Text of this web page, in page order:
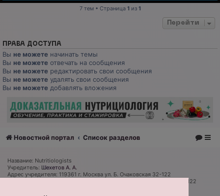
7 тем • Страница 1 из 1
Перейти
ПРАВА ДОСТУПА
Вы не можете начинать темы
Вы не можете отвечать на сообщения
Вы не можете редактировать свои сообщения
Вы не можете удалять свои сообщения
Вы не можете добавлять вложения
Новостной портал Список разделов
Название: Nutritiologists
Учредитель: Шехетов А. А.
Адрес учредителя: 119361 г. Москва ул. Б. Очаковская 32-122
Адрес редакции и издателя: 119361 г. Москва ул. Б. Очаковская 32-122